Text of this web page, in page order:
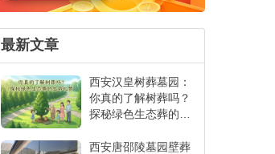
最新文章
西安汉皇树葬墓园：
你真的了解树葬吗？
探秘绿色生态葬的生
西安唐邵陵墓园壁葬